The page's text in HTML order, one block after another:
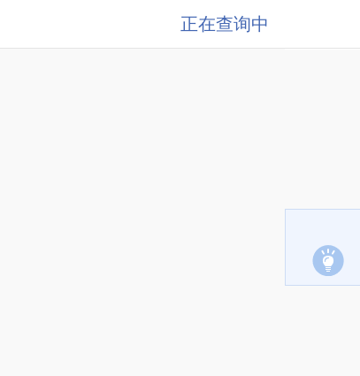
正在查询中